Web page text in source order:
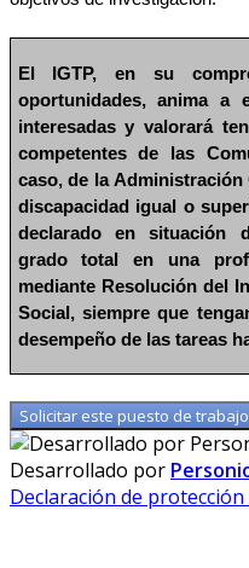
El IGTP,en su
oportunidades, anima a
interesadas y valorará
competentes de las
caso, de la
discapacidad igual o
declarado en situación
grado total en una
mediante Resolución del
Social, siempre que
desempeño de las tareas
Solicitar este puesto de trabajo
Desarrollado por
Declaración de protección